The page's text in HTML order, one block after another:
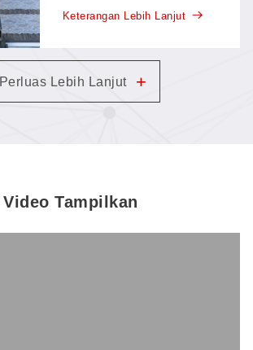
mengikuti bentuk renda itu
—masing-masing
sendiri pada posisinya
masing-masing—sehingga
pola campuran dapat
alih-alih melalui dua proses
Keterangan Lebih Lanjut
Perluas Lebih Lanjut +
Video Tampilkan